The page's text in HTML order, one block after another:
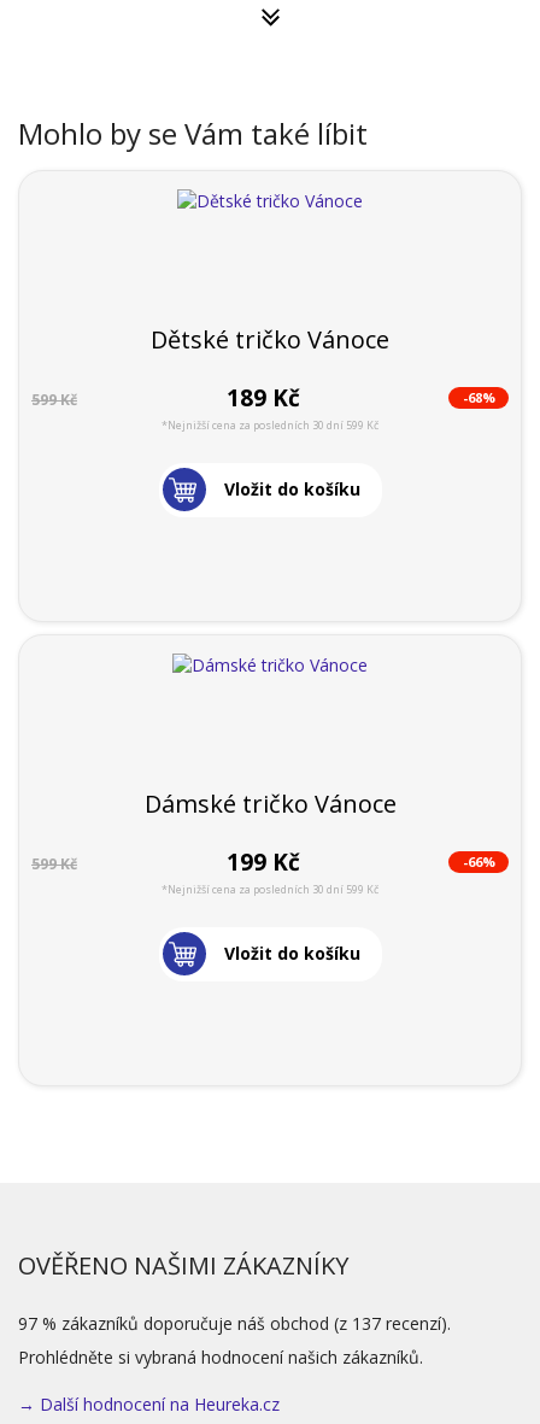
Mohlo by se Vám také líbit
Dětské tričko Vánoce
599 Kč 189 Kč -68%
*Nejnižší cena za posledních 30 dní 599 Kč
Vložit do košíku
Dámské tričko Vánoce
599 Kč 199 Kč -66%
*Nejnižší cena za posledních 30 dní 599 Kč
Vložit do košíku
OVĚŘENO NAŠIMI ZÁKAZNÍKY
97 % zákazníků doporučuje náš obchod (z 137 recenzí).
Prohlédněte si vybraná hodnocení našich zákazníků.
→ Další hodnocení na Heureka.cz